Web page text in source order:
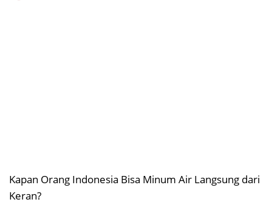
Kapan Orang Indonesia Bisa Minum Air Langsung dari
Keran?